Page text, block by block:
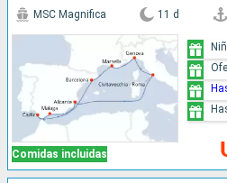
Comidas incluidas
MSC Magnifica 11 d